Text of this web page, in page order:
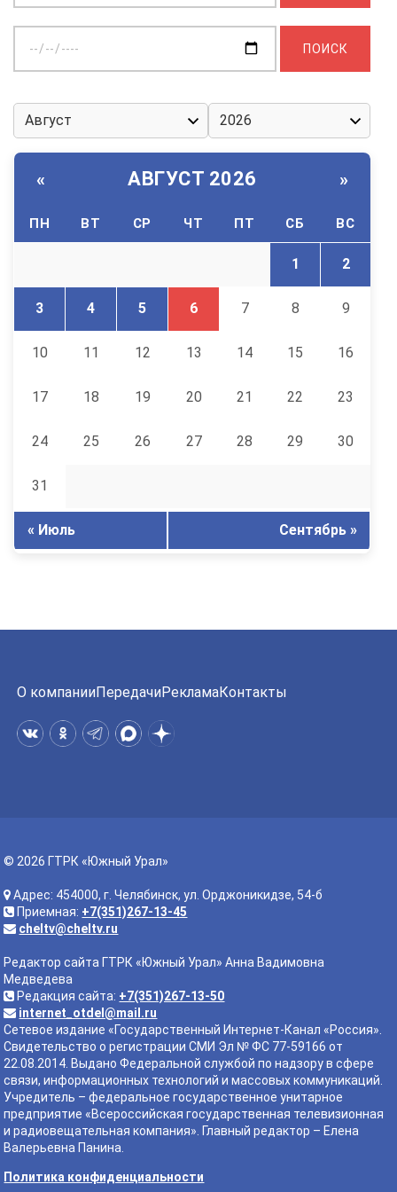
дату:
« АВГУСТ 2026 »
ПН ВТ СР ЧТ ПТ СБ ВС
1 2
3 4 5 6 7 8 9
10 11 12 13 14 15 16
17 18 19 20 21 22 23
24 25 26 27 28 29 30
31
« Июль Сентябрь »
О компанииПередачиРекламаКонтакты
© 2026 ГТРК «Южный Урал»
Адрес: 454000, г. Челябинск, ул. Орджоникидзе, 54-б
Приемная: +7(351)267-13-45
cheltv@cheltv.ru
Редактор сайта ГТРК «Южный Урал» Анна Вадимовна
Медведева
Редакция сайта: +7(351)267-13-50
internet_otdel@mail.ru
Сетевое издание «Государственный Интернет-Канал «Россия».
Свидетельство о регистрации СМИ Эл № ФС 77-59166 от
22.08.2014. Выдано Федеральной службой по надзору в сфере
связи, информационных технологий и массовых коммуникаций.
Учредитель – федеральное государственное унитарное
предприятие «Всероссийская государственная телевизионная
и радиовещательная компания». Главный редактор – Елена
Валерьевна Панина.
Политика конфиденциальности